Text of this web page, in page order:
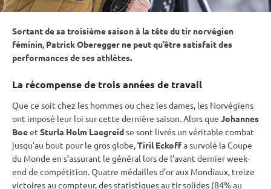
Sortant de sa troisième saison à la tête du tir norvégien
féminin, Patrick Oberegger ne peut qu’être satisfait des
performances de ses athlètes.
La récompense de trois années de travail
Que ce soit chez les hommes ou chez les dames, les Norvégiens
ont imposé leur loi sur cette dernière saison. Alors que Johannes
Boeet Sturla Holm Laegreidse sont livrés un véritable combat
jusqu’au bout pour le gros globe,Tiril Eckoffa survolé laCoupe
du Monde en s’assurant le général lors de l’avant dernier week-
end de compétition. Quatre médailles d’or aux Mondiaux, treize
victoires au compteur, des statistiques au tir solides (84% au